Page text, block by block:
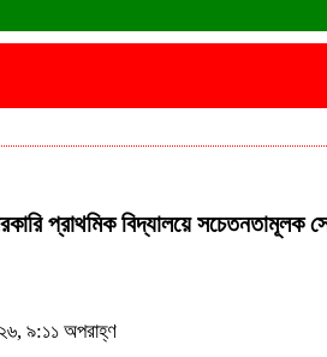
প্রাথমিক বিদ্যালয়ে সচেতনতামূলক
৯:১১ অপরাহ্ণ